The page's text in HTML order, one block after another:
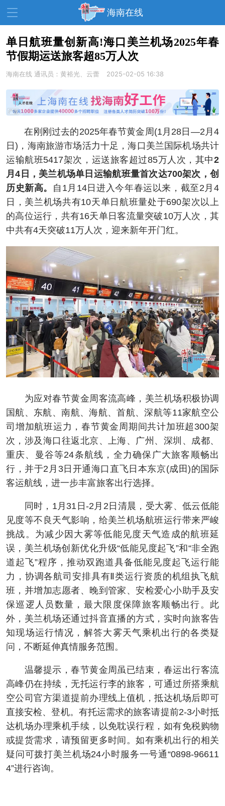
海南在线
资讯中心 热点 旅游
教育 健康 房产
生活 演出 活动
展会 走读海南 周末去哪儿
人才在线 天涯企服
单日航班量创新高!海口美兰机场2025年春
节假期运送旅客超85万人次
海南在线 通讯员：黄裕光、云蕾 2025-02-05 16:38
在刚刚过去的2025年春节黄金周(1月28日—2月4
日)，海南旅游市场活力十足，海口美兰国际机场共计
运输航班5417架次，运送旅客超过85万人次，其中2
月4日，美兰机场单日运输航班量首次达700架次，创
历史新高。 自1月14日进入今年春运以来，截至2月4
日，美兰机场共有10天单日航班量处于690架次以上
的高位运行，共有16天单日客流量突破10万人次，其
中共有4天突破11万人次，迎来新年开门红。
为应对春节黄金周客流高峰，美兰机场积极协调
国航、东航、南航、海航、首航、深航等11家航空公
司增加航班运力，春节黄金周期间共计加班超300架
次，涉及海口往返北京、上海、广州、深圳、成都、
重庆、曼谷等24条航线，全力确保广大旅客顺畅出
行，并于2月3日开通海口直飞日本东京(成田)的国际
客运航线，进一步丰富旅客出行选择。
同时，1月31日-2月2日清晨，受大雾、低云低能
见度等不良天气影响，给美兰机场航班运行带来严峻
挑战。为减少因大雾等低能见度天气造成的航班延
误，美兰机场创新优化升级“低能见度起飞”和“非全跑
道起飞”程序，推动双跑道具备低能见度起飞运行能
力，协调各航司安排具有Ⅱ类运行资质的机组执飞航
班，并增加志愿者、晚到管家、安检爱心小助手及安
保巡逻人员数量，最大限度保障旅客顺畅出行。此
外，美兰机场还通过抖音直播的方式，实时向旅客告
知现场运行情况，解答大雾天气乘机出行的各类疑
问，不断延伸真情服务范围。
温馨提示，春节黄金周虽已结束，春运出行客流
高峰仍在持续，无托运行李的旅客，可通过所搭乘航
空公司官方渠道提前办理线上值机，抵达机场后即可
直接安检、登机。有托运需求的旅客请提前2-3小时抵
达机场办理乘机手续，以免耽误行程，如有免税购物
或提货需求，请预留更多时间。如有乘机出行的相关
疑问可拨打美兰机场24小时服务一号通“0898-96611
4”进行咨询。